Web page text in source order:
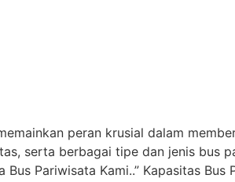
peran krusial dalam
serta berbagai tipe dan jenis bus
Pariwisata Kami..” Kapasitas